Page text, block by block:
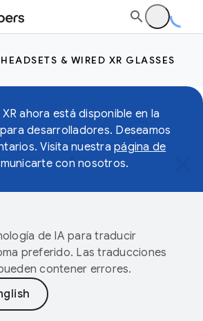
& WIRED XR GLASSES
ahora está disponible en la
desarrolladores. Deseamos
Visita nuestra página de
con nosotros.
de IA para traducir
preferido. Las traducciones
contener errores.